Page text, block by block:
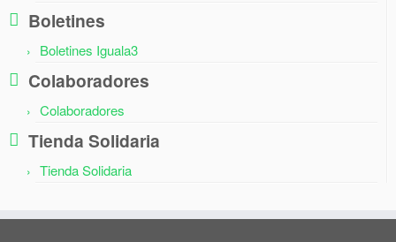
Boletines
Boletines Iguala3
Colaboradores
Colaboradores
Tienda Solidaria
Tienda Solidaria